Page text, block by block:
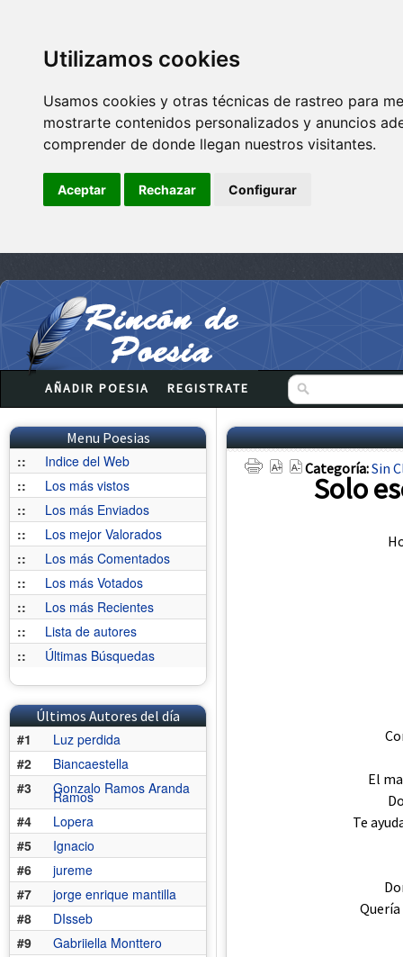
Utilizamos cookies
Usamos cookies y otras técnicas de rastreo para
mostrarte contenidos personalizados y anuncios
comprender de donde llegan nuestros visitantes.
Aceptar Rechazar Configurar
AÑADIR POESIA REGISTRATE
Menu Poesias
::
Indice del Web
::
Los más vistos
::
Los más Enviados
::
Los mejor Valorados
::
Los más Comentados
::
Los más Votados
::
Los más Recientes
::
Lista de autores
::
Últimas Búsquedas
Últimos Autores del día
#1
Luz perdida
#2
Biancaestella
#3
Gonzalo Ramos Aranda
Ramos
#4
Lopera
#5
Ignacio
#6
jureme
#7
jorge enrique mantilla
#8
DIsseb
#9
Gabriiella Monttero
Categoría:Sin
Solo
El
Te